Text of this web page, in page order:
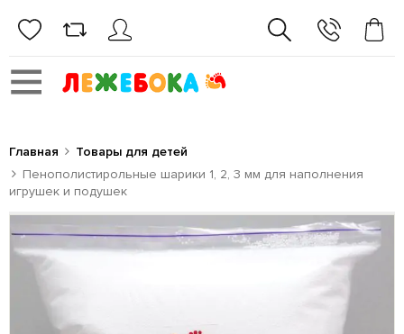
Главная
Товары для детей
Пенополистирольные шарики 1, 2, 3 мм для наполнения
игрушек и подушек